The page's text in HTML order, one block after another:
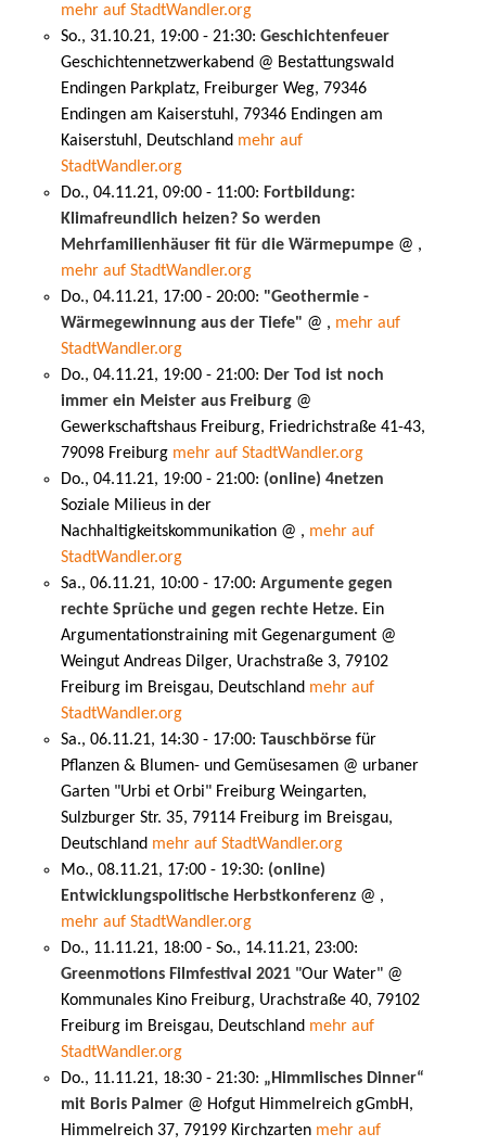
mehr auf StadtWandler.org
So., 31.10.21, 19:00 - 21:30: Geschichtenfeuer
Geschichtennetzwerkabend @ Bestattungswald
Endingen Parkplatz, Freiburger Weg, 79346
Endingen am Kaiserstuhl, 79346 Endingen am
Kaiserstuhl, Deutschland mehr auf
StadtWandler.org
Do., 04.11.21, 09:00 - 11:00: Fortbildung:
Klimafreundlich heizen? So werden
Mehrfamilienhäuser fit für die Wärmepumpe @ ,
mehr auf StadtWandler.org
Do., 04.11.21, 17:00 - 20:00: "Geothermie -
Wärmegewinnung aus der Tiefe" @ , mehr auf
StadtWandler.org
Do., 04.11.21, 19:00 - 21:00: Der Tod ist noch
immer ein Meister aus Freiburg @
Gewerkschaftshaus Freiburg, Friedrichstraße 41-43,
79098 Freiburg mehr auf StadtWandler.org
Do., 04.11.21, 19:00 - 21:00: (online) 4netzen
Soziale Milieus in der
Nachhaltigkeitskommunikation @ , mehr auf
StadtWandler.org
Sa., 06.11.21, 10:00 - 17:00: Argumente gegen
rechte Sprüche und gegen rechte Hetze. Ein
Argumentationstraining mit Gegenargument @
Weingut Andreas Dilger, Urachstraße 3, 79102
Freiburg im Breisgau, Deutschland mehr auf
StadtWandler.org
Sa., 06.11.21, 14:30 - 17:00: Tauschbörse für
Pflanzen & Blumen- und Gemüsesamen @ urbaner
Garten "Urbi et Orbi" Freiburg Weingarten,
Sulzburger Str. 35, 79114 Freiburg im Breisgau,
Deutschland mehr auf StadtWandler.org
Mo., 08.11.21, 17:00 - 19:30: (online)
Entwicklungspolitische Herbstkonferenz @ ,
mehr auf StadtWandler.org
Do., 11.11.21, 18:00 - So., 14.11.21, 23:00:
Greenmotions Filmfestival 2021 "Our Water" @
Kommunales Kino Freiburg, Urachstraße 40, 79102
Freiburg im Breisgau, Deutschland mehr auf
StadtWandler.org
Do., 11.11.21, 18:30 - 21:30: „Himmlisches Dinner“
mit Boris Palmer @ Hofgut Himmelreich gGmbH,
Himmelreich 37, 79199 Kirchzarten mehr auf